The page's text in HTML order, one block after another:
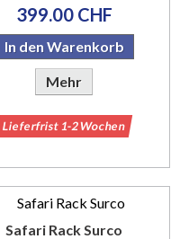
399.00 CHF
In den Warenkorb
Mehr
Lieferfrist 1-2 Wochen
Safari Rack Surco